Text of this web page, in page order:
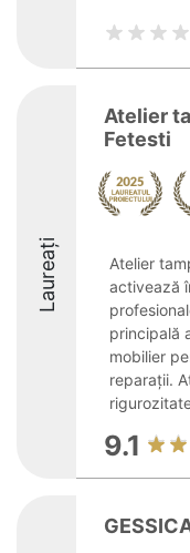
Laureați
Atelier
Fetesti
Atelier
activează
principală
mobilier
reparații.
9.1